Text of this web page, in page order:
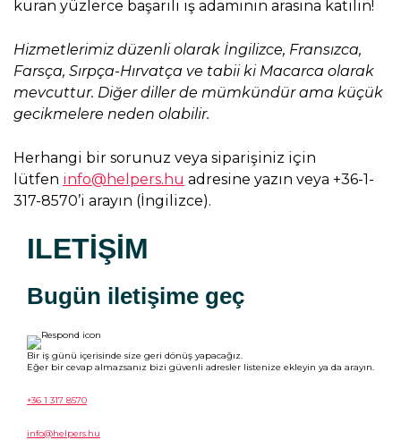
kuran yüzlerce başarılı iş adamının arasına katılın!
Hizmetlerimiz düzenli olarak İngilizce, Fransızca,
Farsça, Sırpça-Hırvatça ve tabii ki Macarca olarak
mevcuttur. Diğer diller de mümkündür ama küçük
gecikmelere neden olabilir.
Herhangi bir sorunuz veya siparişiniz için
lütfen info@helpers.hu adresine yazın veya +36-1-
317-8570’i arayın (İngilizce).
ILETIŞIM
Bugün iletişime geç
Bir iş günü içerisinde size geri dönüş yapacağız.
Eğer bir cevap almazsanız bizi güvenli adresler listenize ekleyin ya da arayın.
+36 1 317 8570
info@helpers.hu